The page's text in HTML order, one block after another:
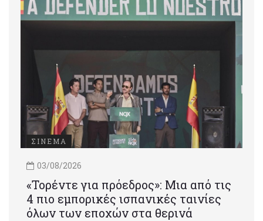
ΣΙΝΕΜΑ
03/08/2026
«Τορέντε για πρόεδρος»: Mια από τις
4 πιο εμπορικές ισπανικές ταινίες
όλων των εποχών στα θερινά